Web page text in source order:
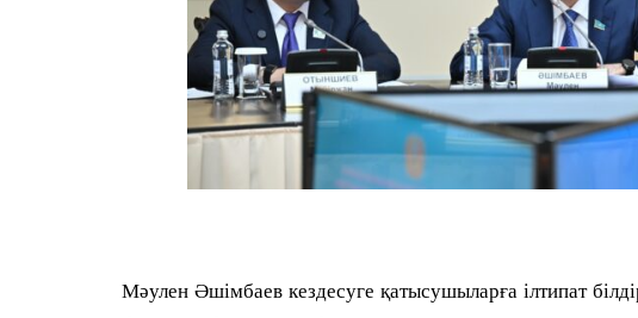
Мәулен Әшімбаев кездесуге қатысушыларға ілтипат